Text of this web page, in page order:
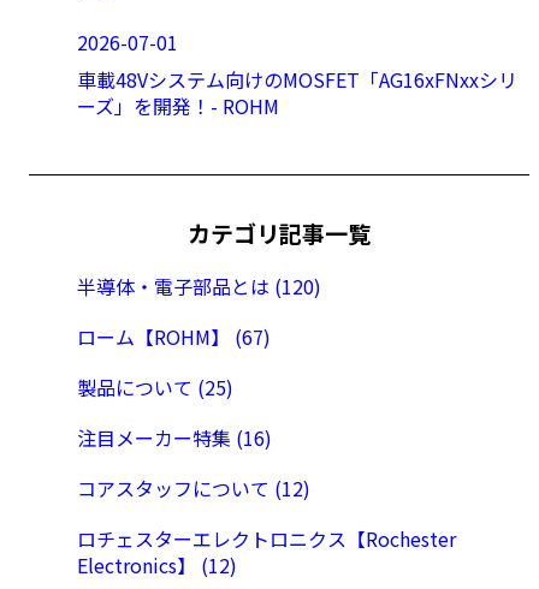
2026-07-01
車載48Vシステム向けのMOSFET「AG16xFNxxシリ
ーズ」を開発！- ROHM
カテゴリ記事一覧
半導体・電子部品とは (120)
ローム【ROHM】 (67)
製品について (25)
注目メーカー特集 (16)
コアスタッフについて (12)
ロチェスターエレクトロニクス【Rochester
Electronics】 (12)